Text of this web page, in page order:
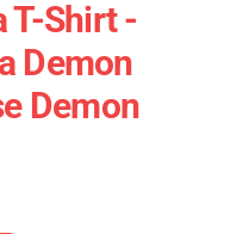
T-Shirt -
Demon
Demon